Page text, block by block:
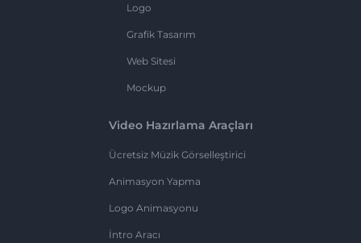
Logo
Grafik Tasarım
Web Sitesi
Mockup
Video Hazırlama Araçları
Ücretsiz Müzik Görselleştirici
Animasyon Yapma
Logo Animasyonu
İntro Aracı